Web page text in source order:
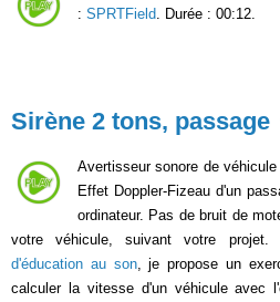
: SPRTField. Durée : 00:12.
Sirène 2 tons, passage
Avertisseur sonore de
Effet Doppler-Fizeau d'un
ordinateur. Pas de bruit de
votre véhicule, suivant votre projet.
d'éducation au son, je propose un
calculer la vitesse d'un véhicule avec